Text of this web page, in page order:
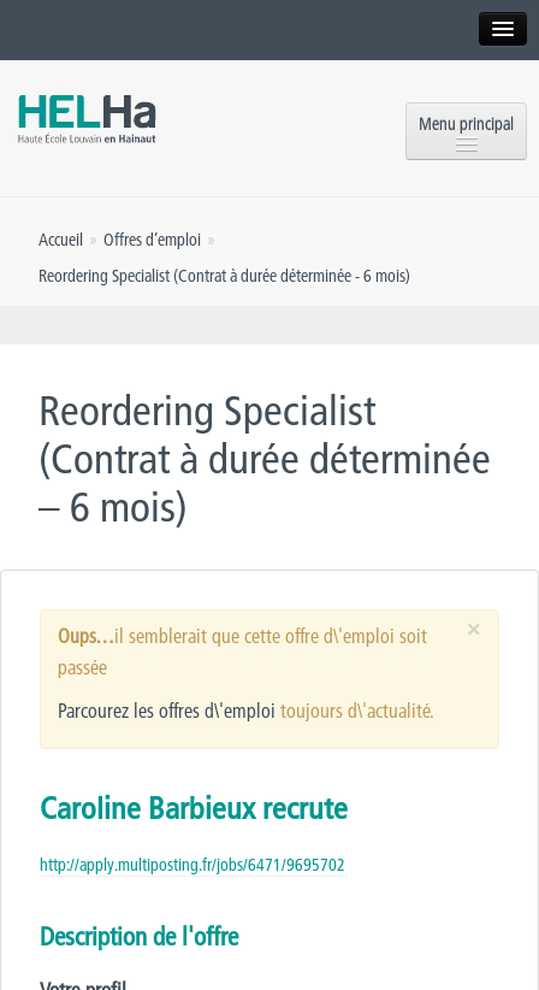
Formation continue et Recherche
Menu principal
Rencontrez-nous
Accueil » Offres d’emploi »
Reordering Specialist (Contrat à durée déterminée - 6 mois)
Reordering Specialist
(Contrat à durée déterminée
– 6 mois)
×
Oups…il semblerait que cette offre d\'emploi soit
passée
Parcourez les offres d\'emploi toujours d\'actualité.
Caroline Barbieux recrute
http://apply.multiposting.fr/jobs/6471/9695702
Description de l'offre